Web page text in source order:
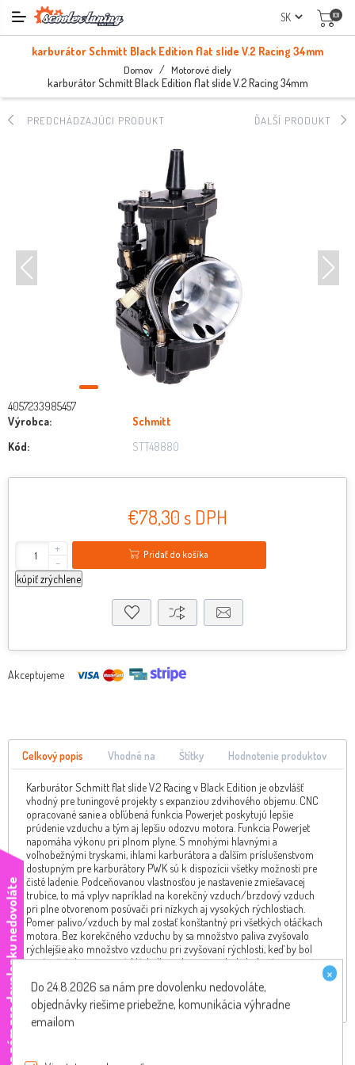
(0)
karburátor Schmitt Black Edition flat slide V.2 Racing 34mm
Domov / Motorové diely
karburátor Schmitt Black Edition flat slide V.2 Racing 34mm
PREDCHÁDZAJÚCI PRODUKT ĎALŠÍ PRODUKT
4057233985457
Výrobca:
Schmitt
Kód:
STT48880
€78,30 s DPH
+
-
Pridať do košíka
kúpiť zrýchlene
Akceptujeme
Celkový popis Vhodné na Štítky Hodnotenie produktov
Karburátor Schmitt flat slide V.2 Racing v Black Edition je obzvlášť
vhodný pre tuningové projekty s expanziou zdvihového objemu. CNC
opracované sanie a obľúbená funkcia Powerjet poskytujú lepšie
prúdenie vzduchu a tým aj lepšiu odozvu motora. Funkcia Powerjet
napomáha výkonu pri plnom plyne. S mnohými hlavnými a
voľnobežnými tryskami, ihlami karburátora a ďalším príslušenstvom
dostupným pre karburátory PWK sú k dispozícii všetky možnosti pre
čisté ladenie. Podceňovanou vlastnosťou je nastavenie zmiešavacej
trubice, to má vplyv napríklad na korekčný vzduch/brzdový vzduch
pri plne otvorenom posúvači pri nízkych aj vysokých rýchlostiach.
Pomer palivo/vzduch by mal zostať konštantný pri všetkých otáčkach
motora. Bez korekčného vzduchu by sa množstvo paliva zvyšovalo
rýchlejšie ako množstvo vzduchu pri zvyšovaní rýchlosti, keď by bol
posúvač úplne otvorený. Výsledkom by potom bola bohatá zmes pri
vysokých otáčkach. Karburátor má ručný sýtič. Hlavná tryska: 160 (M5)
Tryska naprázdno: 55 (M6) Výkon: M5 Šírka pripojenia sacieho
potrubia: 35 mm Šírka pripojenia vzduchového filtra: 49 mm
e ×
Do 24.8.2026 sa nám pre dovolenku nedovoláte,
objednávky riešime priebežne, komunikácia výhradne
emailom